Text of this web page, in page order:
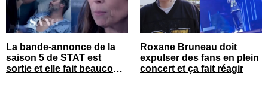
La bande-annonce de la
saison 5 de STAT est
sortie et elle fait beaucoup
Roxane Bruneau doit
expulser des fans en plein
concert et ça fait réagir